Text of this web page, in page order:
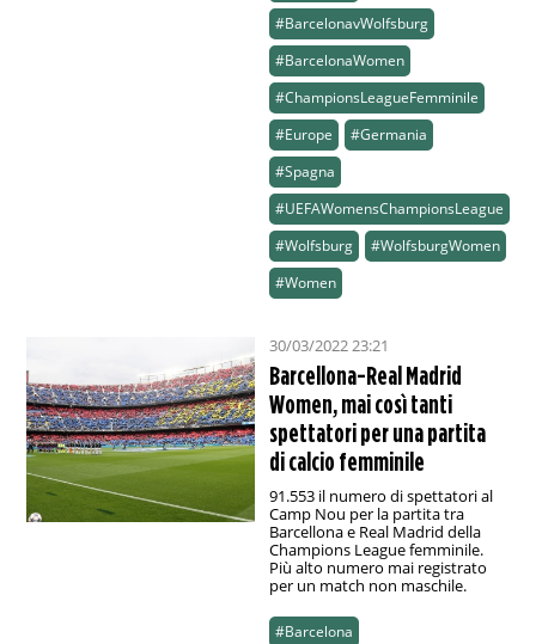
#BarcelonavWolfsburg
#BarcelonaWomen
#ChampionsLeagueFemminile
#Europe
#Germania
#Spagna
#UEFAWomensChampionsLeague
#Wolfsburg
#WolfsburgWomen
#Women
30/03/2022 23:21
Barcellona-Real Madrid
Women, mai così tanti
spettatori per una partita
di calcio femminile
91.553 il numero di spettatori al
Camp Nou per la partita tra
Barcellona e Real Madrid della
Champions League femminile.
Più alto numero mai registrato
per un match non maschile.
#Barcelona